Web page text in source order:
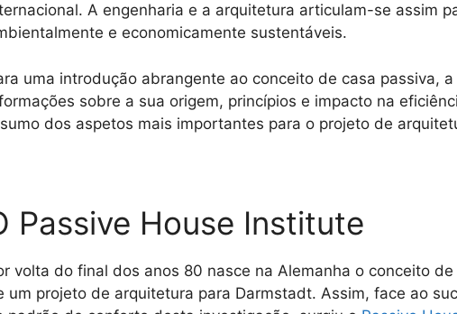
A engenharia e a arquitetura articulam-se assim
e economicamente sustentáveis.
uma introdução abrangente ao conceito de casa passiva,
sobre a sua origem, princípios e impacto na
dos aspetos mais importantes para o projeto de
Passive House Institute
volta do final dos anos 80 nasce na Alemanha o conceito
um projeto de arquitetura para Darmstadt. Assim, face ao